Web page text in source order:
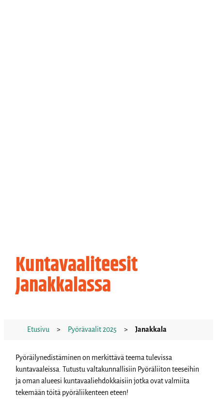
Kuntavaaliteesit
Janakkalassa
Etusivu > Pyörävaalit 2025 > Janakkala
Pyöräilynedistäminen on merkittävä teema tulevissa
kuntavaaleissa. Tutustu valtakunnallisiin Pyöräliiton teeseihin
ja oman alueesi kuntavaaliehdokkaisiin jotka ovat valmiita
tekemään töitä pyöräliikenteen eteen!